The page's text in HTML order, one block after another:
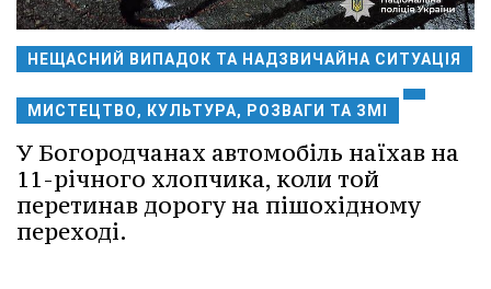
НЕЩАСНИЙ ВИПАДОК ТА НАДЗВИЧАЙНА СИТУАЦІЯ
МИСТЕЦТВО, КУЛЬТУРА, РОЗВАГИ ТА ЗМІ
У Богородчанах автомобіль наїхав на
11-річного хлопчика, коли той
перетинав дорогу на пішохідному
переході.